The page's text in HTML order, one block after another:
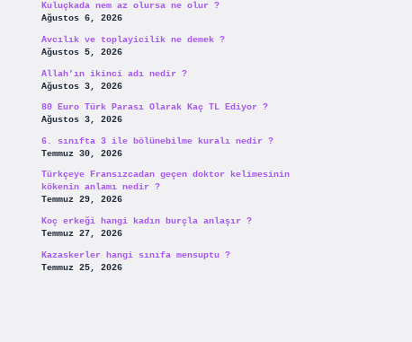
Kuluçkada nem az olursa ne olur ?
Ağustos 6, 2026
Avcılık ve toplayicilik ne demek ?
Ağustos 5, 2026
Allah’ın ikinci adı nedir ?
Ağustos 3, 2026
80 Euro Türk Parası Olarak Kaç TL Ediyor ?
Ağustos 3, 2026
6. sınıfta 3 ile bölünebilme kuralı nedir ?
Temmuz 30, 2026
Türkçeye Fransızcadan geçen doktor kelimesinin
kökenin anlamı nedir ?
Temmuz 29, 2026
Koç erkeği hangi kadın burçla anlaşır ?
Temmuz 27, 2026
Kazaskerler hangi sınıfa mensuptu ?
Temmuz 25, 2026